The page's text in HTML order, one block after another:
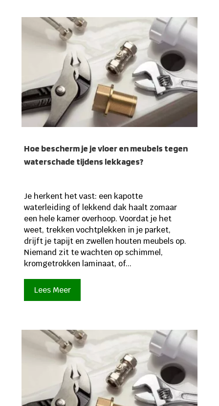
Hoe bescherm je je vloer en meubels tegen
waterschade tijdens lekkages?
Je herkent het vast: een kapotte
waterleiding of lekkend dak haalt zomaar
een hele kamer overhoop. Voordat je het
weet, trekken vochtplekken in je parket,
drijft je tapijt en zwellen houten meubels op.
Niemand zit te wachten op schimmel,
kromgetrokken laminaat, of...
Lees Meer